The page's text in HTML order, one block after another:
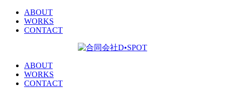
ABOUT
WORKS
CONTACT
ABOUT
WORKS
CONTACT